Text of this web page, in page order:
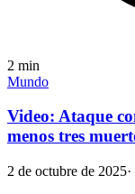
2 min
Mundo
Video: Ataque
menos tres
2 de octubre de 2025·